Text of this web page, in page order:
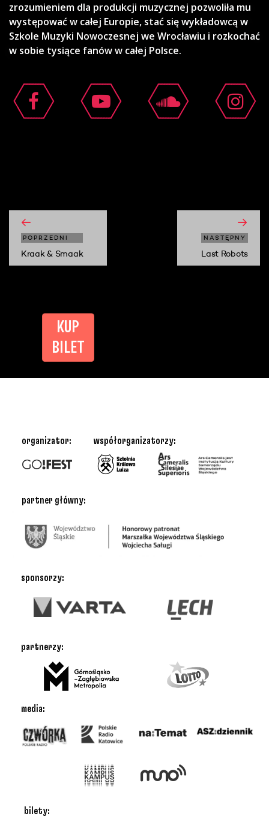
zrozumieniem dla produkcji muzycznej pozwoliła mu
występować w całej Europie, stać się wykładowcą w
Szkole Muzyki Nowoczesnej we Wrocławiu i rozkochać
w sobie tysiące fanów w całej Polsce.
POPRZEDNI
Kraak & Smaak
NASTĘPNY
Last Robots
KUP
BILET
partner główny:
sponsorzy:
organizator: współorganizatorzy:
media:
bilety:
partnerzy: